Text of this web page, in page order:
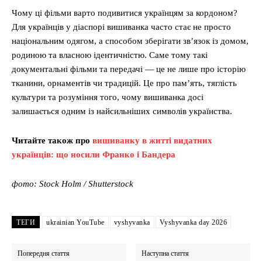
Чому ці фільми варто подивитися українцям за кордоном?
Для українців у діаспорі вишиванка часто стає не просто
національним одягом, а способом зберігати зв’язок із домом,
родиною та власною ідентичністю. Саме тому такі
документальні фільми та передачі — це не лише про історію
тканини, орнаментів чи традицій. Це про пам’ять, тяглість
культури та розуміння того, чому вишиванка досі
залишається одним із найсильніших символів українства.
Читайте також про вишиванку в житті видатних
українців: що носили Франко і Бандера
фото: Stock Holm / Shutterstock
ТЕГИ ukrainian YouTube vyshyvanka Vyshyvanka day 2026
Попередня стаття Наступна стаття